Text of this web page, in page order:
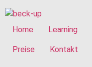
Home Learning
Preise Kontakt